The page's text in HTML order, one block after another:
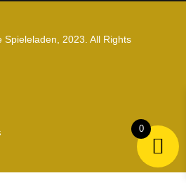
2023. All Rights
0